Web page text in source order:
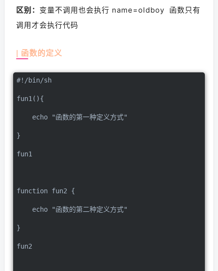
区别： 变量不调用也会执行 name=oldboy  函数只有
调用才会执行代码
| 函数的定义
#!/bin/sh
fun1(){
echo "函数的第一种定义方式"
}
fun1
function fun2 {
echo "函数的第二种定义方式"
}
fun2